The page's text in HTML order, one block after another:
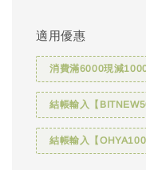
適用優惠
消費滿6000現減
結帳輸入【
結帳輸入【